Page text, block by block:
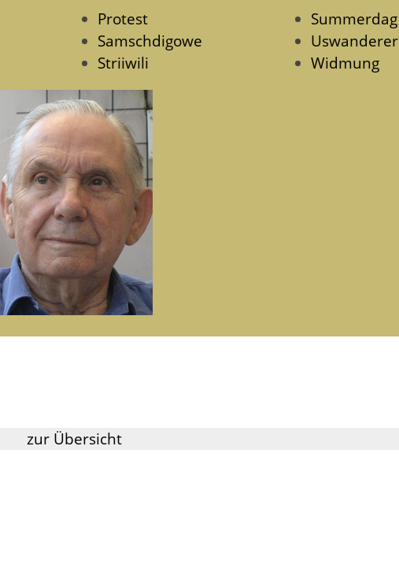
Protest
Samschdigowe
Striiwili
Summerdag
Uswanderer
Widmung
zur Übersicht